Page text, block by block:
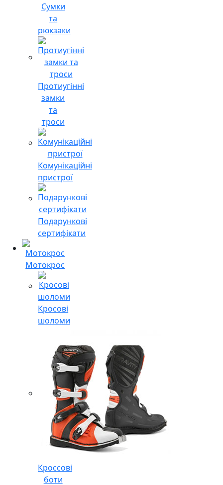
Сумки
та
рюкзаки
Протиугінні
замки
та
троси
Комунікаційні
пристрої
Подарункові
сертифікати
Мотокрос
Кросові
шоломи
Кроссові
боти